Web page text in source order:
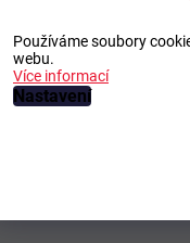
Používáme soubory
webu.
Více informací
Nastavení